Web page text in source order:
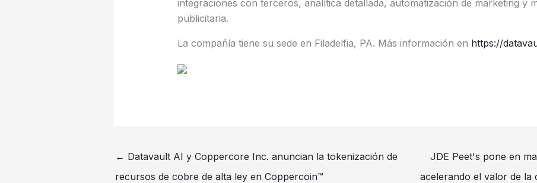
integraciones con terceros, analítica detallada, automatización de marketing y
publicitaria.
La compañía tiene su sede en Filadelfia, PA. Más información en https://
← Datavault AI y Coppercore Inc. anuncian la tokenización de
recursos de cobre de alta ley en Coppercoin™
JDE Peet's pone en
acelerando el valor de la